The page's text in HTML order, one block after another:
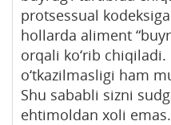
protsessual
hollarda aliment
orqali ko‘rib
o‘tkazilmasligi ham
Shu sababli sizni
ehtimoldan xoli emas.